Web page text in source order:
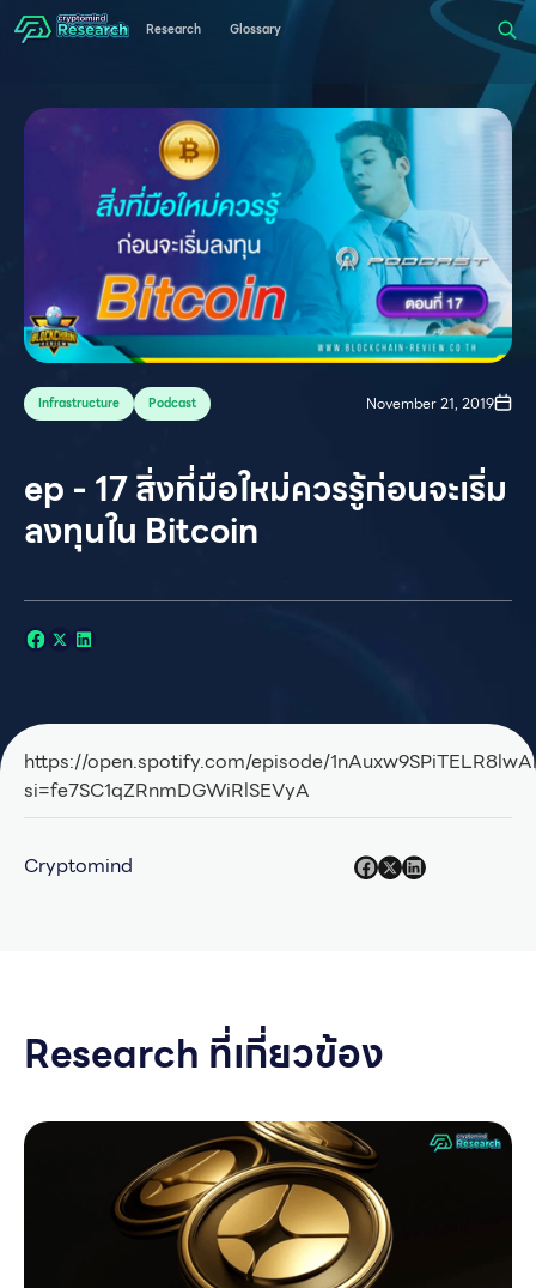
Research Glossary
Infrastructure Podcast November 21, 2019
ep - 17 สิ่งที่มือใหม่ควรรู้ก่อนจะเริ่ม
ลงทุนใน Bitcoin
https://open.spotify.com/episode/
si=fe7SC1qZRnmDGWiRlSEVyA
Cryptomind
Research ที่เกี่ยวข้อง